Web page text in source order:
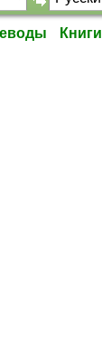
Книги